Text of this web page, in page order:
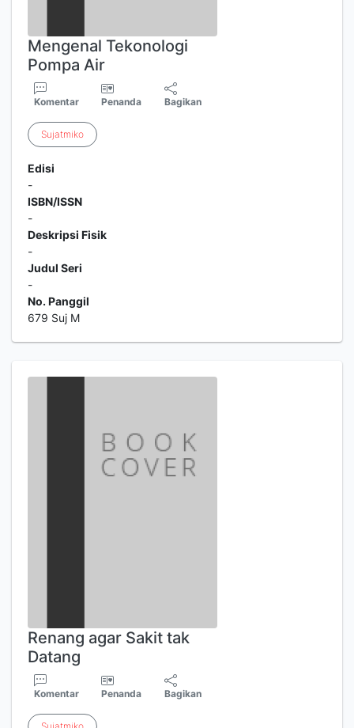
Mengenal Tekonologi
Pompa Air
Komentar Penanda Bagikan
Sujatmiko
Edisi
-
ISBN/ISSN
-
Deskripsi Fisik
-
Judul Seri
-
No. Panggil
679 Suj M
Renang agar Sakit tak
Datang
Komentar Penanda Bagikan